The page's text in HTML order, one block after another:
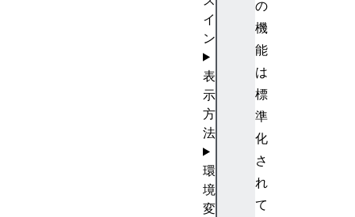
の
機
能
は
標
準
化
さ
れ
て
イ
ン
表
示
方
法
環
境
変